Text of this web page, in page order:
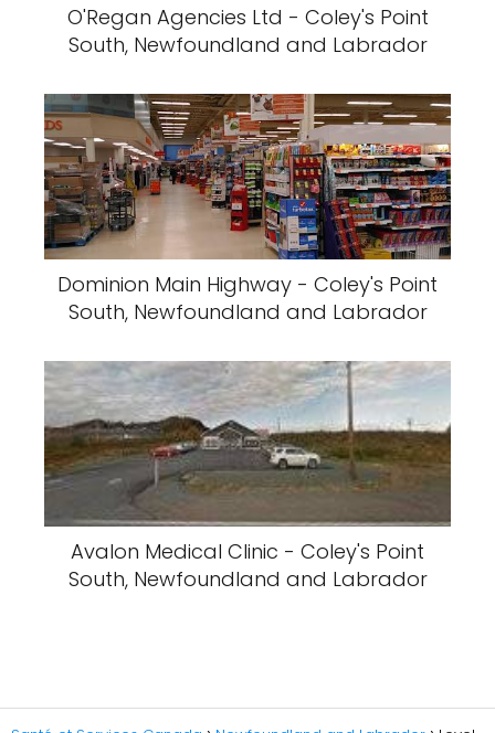
O'Regan Agencies Ltd - Coley's Point
South, Newfoundland and Labrador
Dominion Main Highway - Coley's Point
South, Newfoundland and Labrador
Avalon Medical Clinic - Coley's Point
South, Newfoundland and Labrador